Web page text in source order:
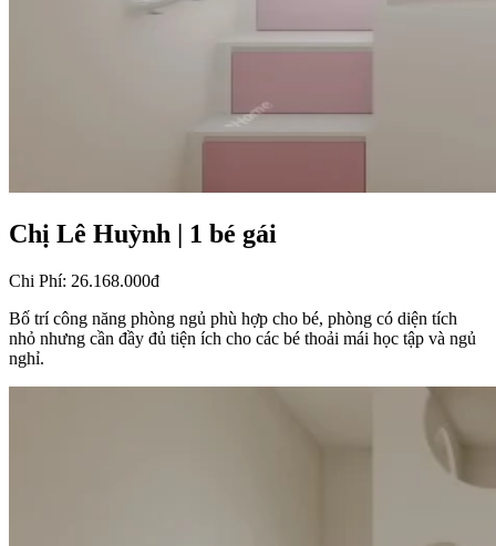
Chị Lê Huỳnh | 1 bé gái
Chi Phí: 26.168.000đ
Bố trí công năng phòng ngủ phù hợp cho bé, phòng có diện tích
nhỏ nhưng cần đầy đủ tiện ích cho các bé thoải mái học tập và ngủ
nghỉ.